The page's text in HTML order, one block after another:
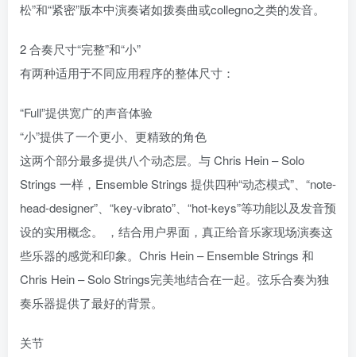
松”和“紧密”版本中演奏诸如拨奏曲或collegno之类的发音。
2 合奏尺寸“完整”和“小”
有两种适用于不同应用程序的整体尺寸：
“Full”提供宽广的声音体验
“小”提供了一个更小、更精致的角色
这两个部分最多提供八个动态层。与 Chris Hein – Solo
Strings 一样，Ensemble Strings 提供四种“动态模式”、“note-
head-designer”、“key-vibrato”、“hot-keys”等功能以及发音预
设的实用概念。 ，结合用户界面，真正给音乐家现场演奏这
些乐器的感觉和印象。Chris Hein – Ensemble Strings 和
Chris Hein – Solo Strings完美地结合在一起。弦乐合奏为独
奏乐器提供了最好的背景。
关节